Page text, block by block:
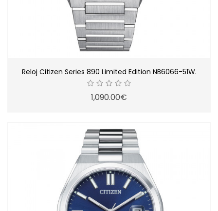
Reloj Citizen Series 890 Limited Edition NB6066-51W.
1,090.00€